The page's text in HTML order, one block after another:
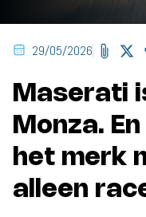
29/05/2026
Maserati
Monza.
het merk
alleen